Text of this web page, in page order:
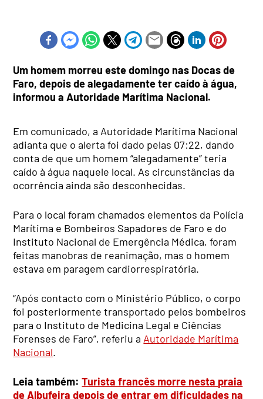
Um homem morreu este domingo nas Docas de
Faro, depois de alegadamente ter caído à água,
informou a Autoridade Marítima Nacional.
Em comunicado, a Autoridade Marítima Nacional
adianta que o alerta foi dado pelas 07:22, dando
conta de que um homem “alegadamente” teria
caído à água naquele local. As circunstâncias da
ocorrência ainda são desconhecidas.
Para o local foram chamados elementos da Polícia
Marítima e Bombeiros Sapadores de Faro e do
Instituto Nacional de Emergência Médica, foram
feitas manobras de reanimação, mas o homem
estava em paragem cardiorrespiratória.
“Após contacto com o Ministério Público, o corpo
foi posteriormente transportado pelos bombeiros
para o Instituto de Medicina Legal e Ciências
Forenses de Faro”, referiu a Autoridade Marítima
Nacional.
Leia também:Turista francês morre nesta praia
de Albufeira depois de entrar em dificuldades na